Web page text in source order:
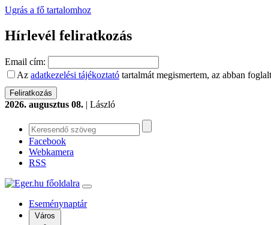
Ugrás a fő tartalomhoz
Hírlevél feliratkozás
Email cím:
Az adatkezelési tájékoztató tartalmát megismertem, az abban
2026. augusztus 08. | László
Facebook
Webkamera
RSS
Eseménynaptár
Város